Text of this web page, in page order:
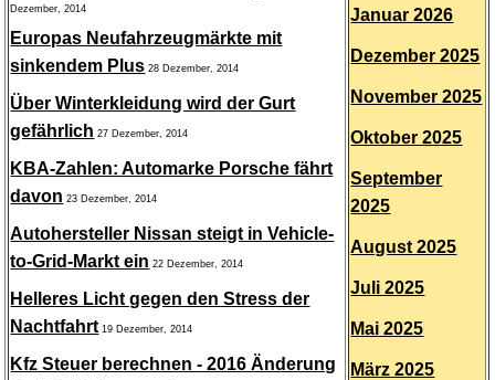
Dezember, 2014
Europas Neufahrzeugmärkte mit
sinkendem Plus 28 Dezember, 2014
Über Winterkleidung wird der Gurt
gefährlich 27 Dezember, 2014
KBA-Zahlen: Automarke Porsche fährt
davon 23 Dezember, 2014
Autohersteller Nissan steigt in Vehicle-
to-Grid-Markt ein 22 Dezember, 2014
Helleres Licht gegen den Stress der
Nachtfahrt 19 Dezember, 2014
Kfz Steuer berechnen - 2016 Änderung
Januar 2026
Dezember 2025
November 2025
Oktober 2025
September
2025
August 2025
Juli 2025
Mai 2025
März 2025